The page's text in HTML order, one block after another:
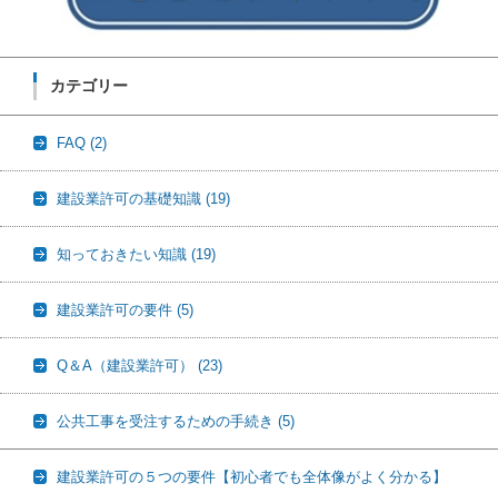
カテゴリー
FAQ (2)
建設業許可の基礎知識 (19)
知っておきたい知識 (19)
建設業許可の要件 (5)
Q＆A（建設業許可） (23)
公共工事を受注するための手続き (5)
建設業許可の５つの要件【初心者でも全体像がよく分かる】